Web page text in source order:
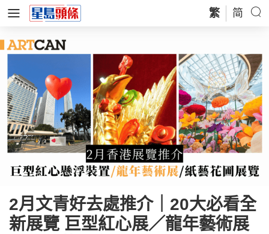
繁 简
2月文青好去處推介｜20大必看全
新展覽 巨型紅心展／龍年藝術展